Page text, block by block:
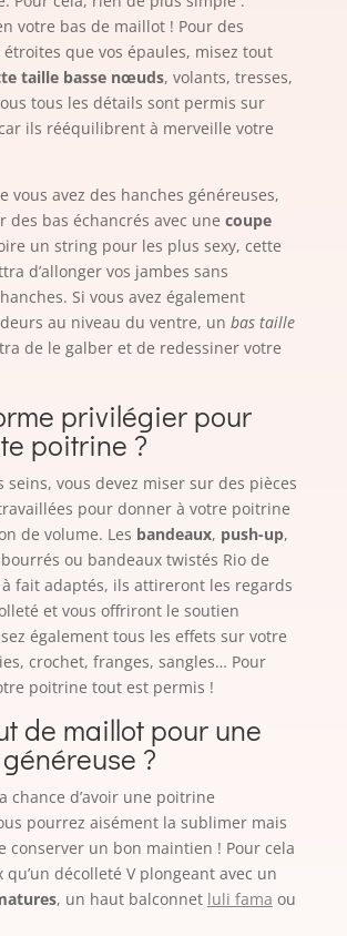
votre bas de maillot ! Pour des
que vos épaules, misez tout
taille basse nœuds, volants, tresses,
tous les détails sont permis sur
ils rééquilibrent à merveille votre
vous avez des hanches généreuses,
des bas échancrés avec une coupe
un string pour les plus sexy, cette
d’allonger vos jambes sans
Si vous avez également
au niveau du ventre, un bas taille
de le galber et de redessiner votre
privilégier pour
poitrine ?
seins, vous devez miser sur des pièces
pour donner à votre poitrine
de volume. Les bandeaux, push-up,
ou bandeaux twistés Rio de
fait adaptés, ils attireront les regards
et vous offriront le soutien
également tous les effets sur votre
crochet, franges, sangles… Pour
poitrine tout est permis !
de maillot pour une
?
chance d’avoir une poitrine
pourrez aisément la sublimer mais
conserver un bon maintien ! Pour cela
décolleté V plongeant avec un
, un haut balconnet luli fama ou